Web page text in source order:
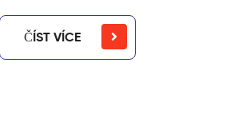
ČÍST VÍCE